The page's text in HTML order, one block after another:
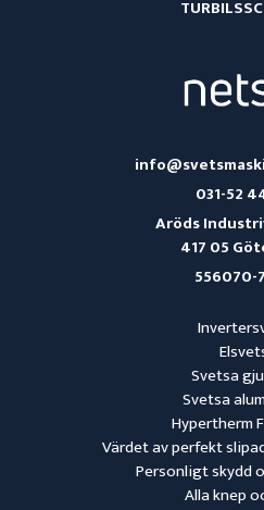
Svetsa
Svetsa
Hypertherm
Värdet av perfekt
Personligt skydd
Alla knep
031-52
Aröds
417 05
556070-